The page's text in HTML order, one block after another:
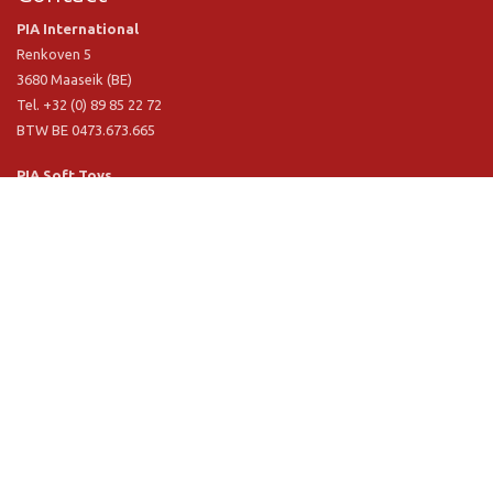
PIA International
Renkoven 5
3680 Maaseik (BE)
Tel. +32 (0) 89 85 22 72
BTW BE 0473.673.665
PIA Soft Toys